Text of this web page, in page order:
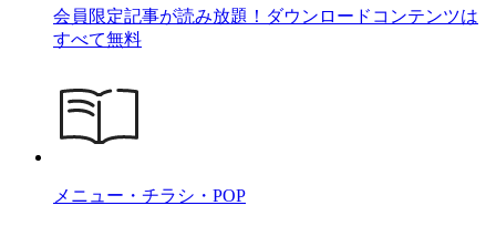
会員限定記事が読み放題！ダウンロードコンテンツは
すべて無料
メニュー・チラシ・POP